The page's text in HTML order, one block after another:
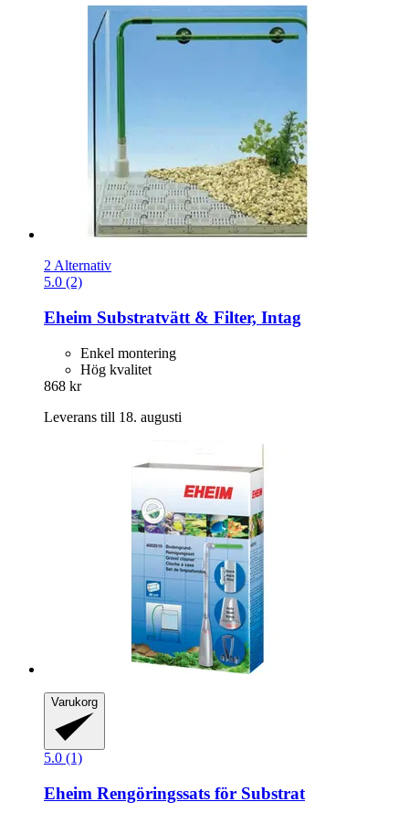
2 Alternativ
5.0 (2)
Eheim Substratvätt & Filter, Intag
Enkel montering
Hög kvalitet
868 kr
Leverans till 18. augusti
Varukorg
5.0 (1)
Eheim Rengöringssats för Substrat